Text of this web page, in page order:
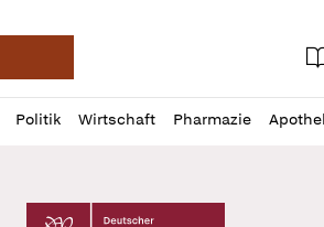
Deutsche Apotheker Aktuelle
Politik Wirtschaft Pharmazie
Profil
öffnen
Daz
Pur
Deutscher Apotheker Verlag Logo